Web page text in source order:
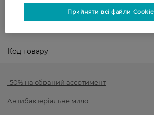
Післяоплата
Код товару
-50% на обраний асортимент
Антибактеріальне мило
Прийняти всі файли Cookie